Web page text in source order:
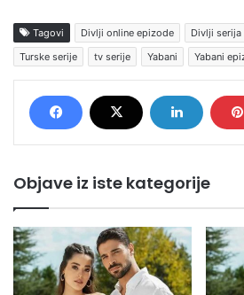
Tagovi Divlji online epizode Divlji serija
Turske serije
tv serije Yabani Yabani
Objave iz iste kategorije